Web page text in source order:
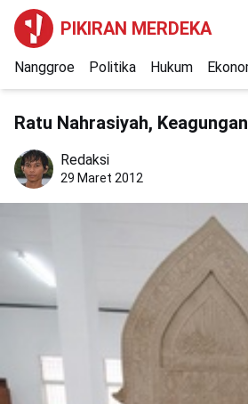
PIKIRAN MERDEKA
Nanggroe Politika Hukum
Ratu Nahrasiyah,
Redaksi
29 Maret 2012